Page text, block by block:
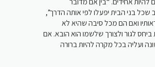
בני הבית יפעלו לפי אותה הדרך”,
ואם הם מכל סיבה שהיא לא
לגור ולצורך שלשמו הוא הובא. אם
ועליה בכל מקרה להיות ברורה